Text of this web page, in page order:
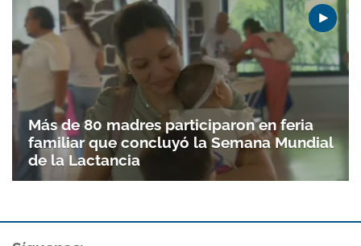
Más de 80 madres participaron en feria
familiar que concluyó la Semana Mundial
de la Lactancia